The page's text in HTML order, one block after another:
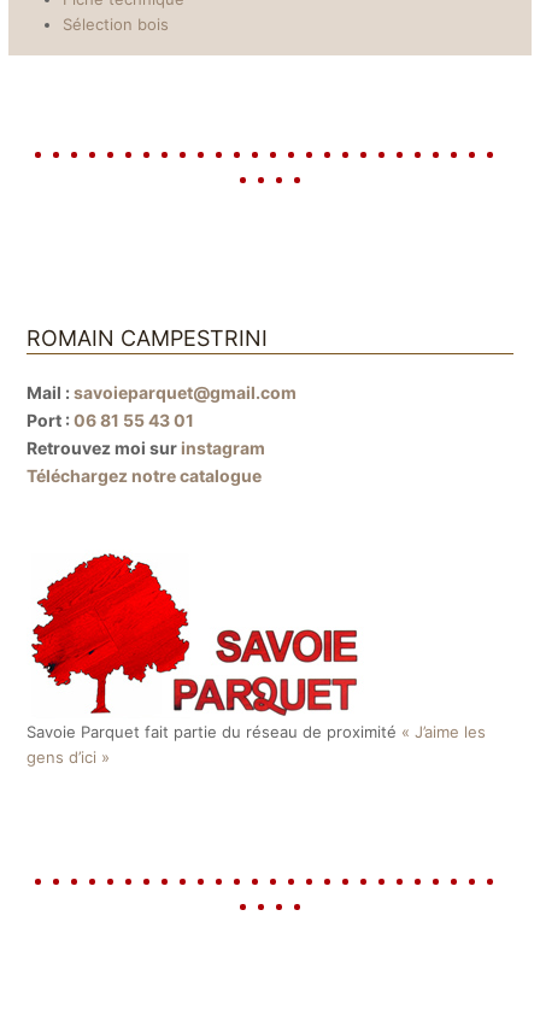
Sélection bois
ROMAIN CAMPESTRINI
Mail :savoieparquet@gmail.com
Port :06 81 55 43 01
Retrouvez moi sur instagram
Téléchargez notre catalogue
Savoie Parquet fait partie du réseau de proximité « J’aime les
gens d’ici »